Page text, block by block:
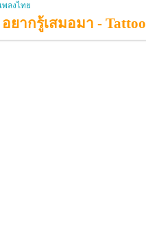
เพลงไทย
ยากรู้เสมอมา -